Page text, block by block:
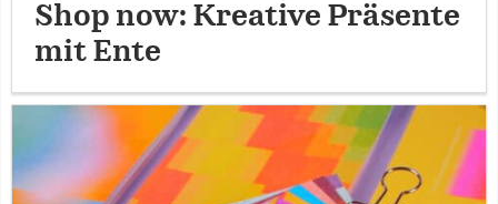
Shop now: Kreative Präsente
mit Ente